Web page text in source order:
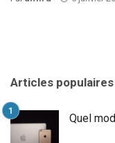
Articles populaires
Quel